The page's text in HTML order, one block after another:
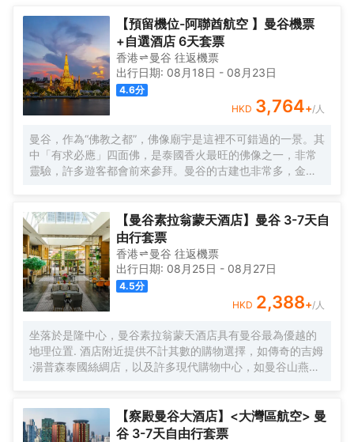
【預留機位-阿聯酋航空 】曼谷機票
+自選酒店 6天套票
香港 曼谷 往返機票
出行日期: 08月18日 - 08月23日
4.6分
HKD 3,764+/人
曼谷，作為“佛教之都”，佛像廟宇是這裡不可錯過的一景。其
中「有求必應」四面佛，是泰國香火最旺的佛像之一，非常
靈驗，許多遊客都會前來參拜。曼谷的古建也非常多，金碧
驗一下傳統泰式「馬殺雞」的古法按摩，或者與大象來一次
親密接觸，感受這座熱帶的城市獨特風情。 每年4月的宋幹
節，是泰國的傳統新年，人們在參拜寺院、浴佛儀式之後會
舉行熱鬧的潑水慶祝，考山路和是隆路的慶祝最為瘋狂。 12
月的水燈節也是一年一度的盛會，人們在河邊漂放水燈，湄
南河畔、朱拉隆功大學和藍毘尼公園等地尤其熱鬧，還會有
水燈小姐選美、歌唱比賽、戲劇表演等活動。
【曼谷素拉翁蒙天酒店】曼谷 3-7天自
由行套票
香港 曼谷 往返機票
出行日期: 08月25日 - 08月27日
4.5分
HKD 2,388+/人
坐落於是隆中心，曼谷素拉翁蒙天酒店具有曼谷最為優越的
地理位置. 酒店附近提供不計其數的購物選擇，如傳奇的吉姆
·湯普森泰國絲綢店，以及許多現代購物中心，如曼谷山燕生
公園的綠色風景。並且，這裏的溝通也非常方便，離MRT山
燕站及BTS沙拉鈴站很近。
【察殿曼谷大酒店】<大灣區航空> 曼
谷 3-7天自由行套票